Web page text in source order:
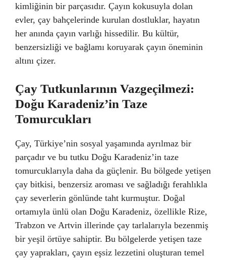
kimliğinin bir parçasıdır. Çayın kokusuyla dolan
evler, çay bahçelerinde kurulan dostluklar, hayatın
her anında çayın varlığı hissedilir. Bu kültür,
benzersizliği ve bağlamı koruyarak çayın öneminin
altını çizer.
Çay Tutkunlarının Vazgeçilmezi:
Doğu Karadeniz’in Taze
Tomurcukları
Çay, Türkiye’nin sosyal yaşamında ayrılmaz bir
parçadır ve bu tutku Doğu Karadeniz’in taze
tomurcuklarıyla daha da güçlenir. Bu bölgede yetişen
çay bitkisi, benzersiz aroması ve sağladığı ferahlıkla
çay severlerin gönlünde taht kurmuştur. Doğal
ortamıyla ünlü olan Doğu Karadeniz, özellikle Rize,
Trabzon ve Artvin illerinde çay tarlalarıyla bezenmiş
bir yeşil örtüye sahiptir. Bu bölgelerde yetişen taze
çay yaprakları, çayın eşsiz lezzetini oluşturan temel